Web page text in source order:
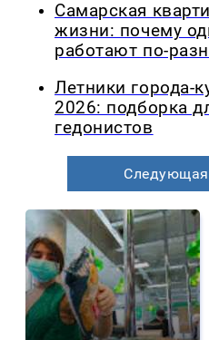
Самарская
жизни: почему
работают по-
Летники города-
2026: подборка
гедонистов
Следующая